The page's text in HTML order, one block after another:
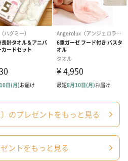
写真・グリーティング）
ど、様々なシーンのメッセージカ
のプレゼントをもっと見る
ントをもっと見る